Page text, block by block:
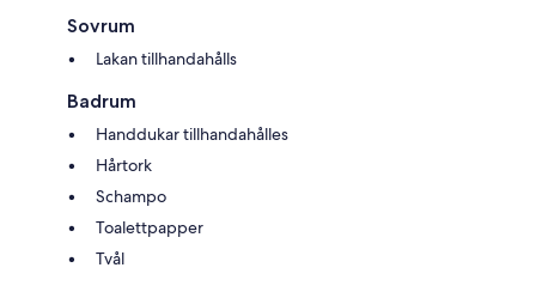
Sovrum
Lakan tillhandahålls
Badrum
Handdukar tillhandahålles
Hårtork
Schampo
Toalettpapper
Tvål